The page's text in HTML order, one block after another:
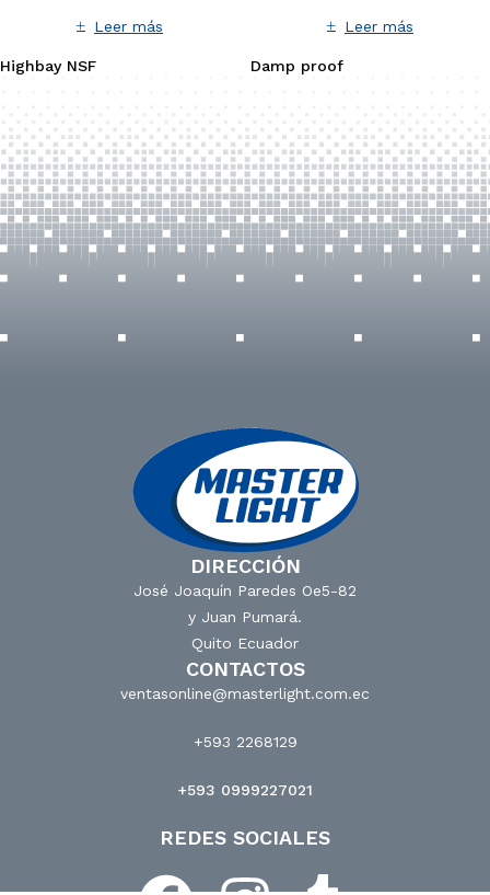
Leer más
Highbay NSF
Leer más
Damp proof
DIRECCIÓN
José Joaquín Paredes Oe5-82
y Juan Pumará.
Quito Ecuador
CONTACTOS
ventasonline@masterlight.com.ec
+593 2268129
+593 0999227021
REDES SOCIALES